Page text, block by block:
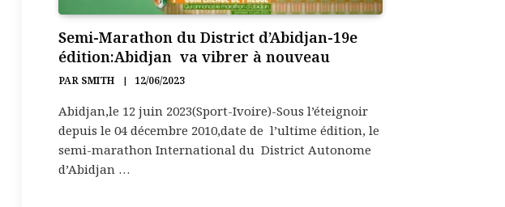
Semi-Marathon du District d’Abidjan-19e
édition:Abidjan va vibrer à nouveau
PAR SMITH 12/06/2023
Abidjan,le 12 juin 2023(Sport-Ivoire)-Sous l’éteignoir
depuis le 04 décembre 2010,date de l’ultime édition, le
semi-marathon International du District Autonome
d’Abidjan …